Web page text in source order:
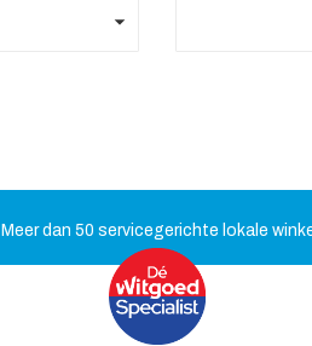
Meer dan 50 servicegerichte lokale